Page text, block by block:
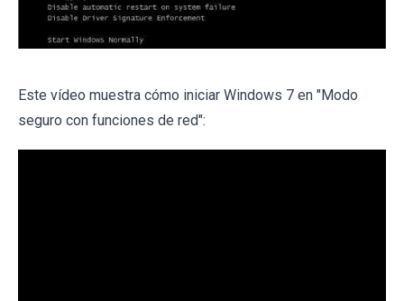
Este vídeo muestra cómo iniciar Windows 7 en "Modo
seguro con funciones de red":